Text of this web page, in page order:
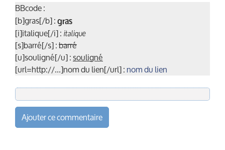
BBcode :
[b]gras[/b] :gras
[i]italique[/i] : italique
[s]barré[/s] :barré
[u]souligné[/u] :souligné
[url=http://...]nom du lien[/url] :nom du lien
Ajouter ce commentaire